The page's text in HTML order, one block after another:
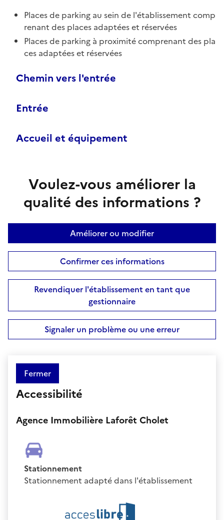
Places de parking au sein de l'établissement comp
renant des places adaptées et réservées
Places de parking à proximité comprenant des pla
ces adaptées et réservées
Chemin vers l'entrée
Entrée
Accueil et équipement
Voulez-vous améliorer la
qualité des informations ?
Améliorer ou modifier
Confirmer ces informations
Revendiquer l'établissement en tant que
gestionnaire
Signaler un problème ou une erreur
Fermer
Accessibilité
Agence Immobilière Laforêt Cholet
Stationnement
Stationnement adapté dans l'établissement